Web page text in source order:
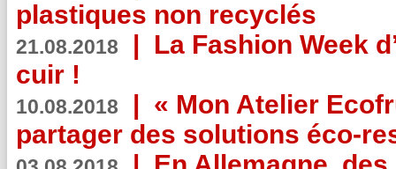
plastiques non recyclés
21.08.2018 | La Fashion Week
cuir !
10.08.2018 | « Mon Atelier
partager des solutions éco-